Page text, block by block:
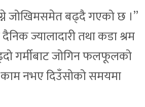
जोखिमसमेत बढ्दै गएको छ ।”
ज्यालादारी तथा कडा श्रम
गर्मीबाट जोगिन फलफूलको
नभए दिउँसोको समयमा